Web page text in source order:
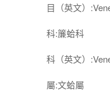
目（英文）
科:簾蛤科
科（英文）
屬:文蛤屬